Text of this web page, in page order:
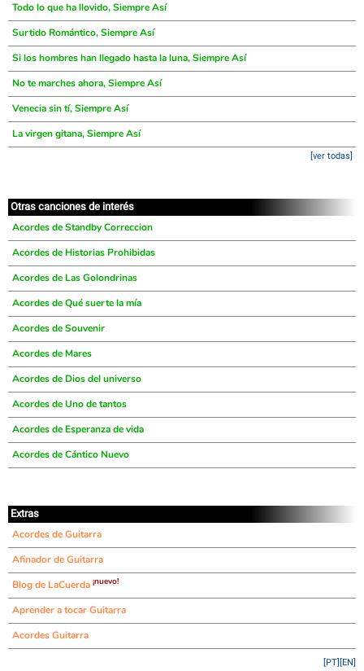
Todo lo que ha llovido, Siempre Así
Surtido Romántico, Siempre Así
Si los hombres han llegado hasta la luna, Siempre Así
No te marches ahora, Siempre Así
Venecia sin tí, Siempre Así
La virgen gitana, Siempre Así
[ver todas]
Otras canciones de interés
Acordes de Standby Correccion
Acordes de Historias Prohibidas
Acordes de Las Golondrinas
Acordes de Qué suerte la mía
Acordes de Souvenir
Acordes de Mares
Acordes de Dios del universo
Acordes de Uno de tantos
Acordes de Esperanza de vida
Acordes de Cántico Nuevo
Extras
Acordes de Guitarra
Afinador de Guitarra
Blog de LaCuerda ¡nuevo!
Aprender a tocar Guitarra
Acordes Guitarra
[EN]
[PT]